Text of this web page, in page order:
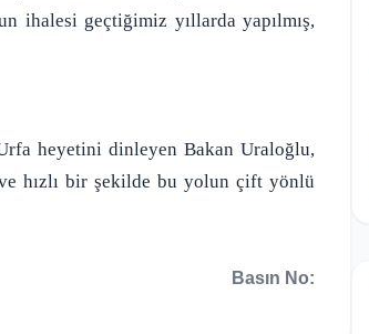
ihalesi geçtiğimiz yıllarda yapılmış,
heyetini dinleyen Bakan Uraloğlu,
hızlı bir şekilde bu yolun çift yönlü
Basın No: